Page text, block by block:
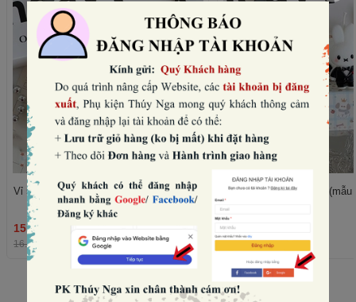
Vỉ 5 nến thỏ -VÁY đen (mẫu nữ).
15.360₫
16.000₫
Vỉ 5 nến thỏ -vest đen (mẫu
15.360₫
16.000₫ -4%
Xem tất cả